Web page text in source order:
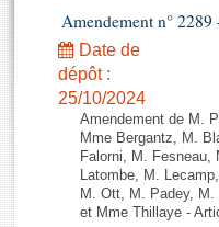
Propositions de loi
Amendements
Textes adoptés
Rapports d'information
Rapports d'enquête
Rapports législatifs
Rapports sur l'application
Histoire
Juniors
Anciennes
Liens vers les sites
Photos libres de droit
Amendement n° 2289
Date de
dépôt :
25/10/2024
Amendement de M.
Mme Bergantz, M.
Falorni, M.
Latombe, M.
M. Ott, M. Padey,
et Mme Thillaye -